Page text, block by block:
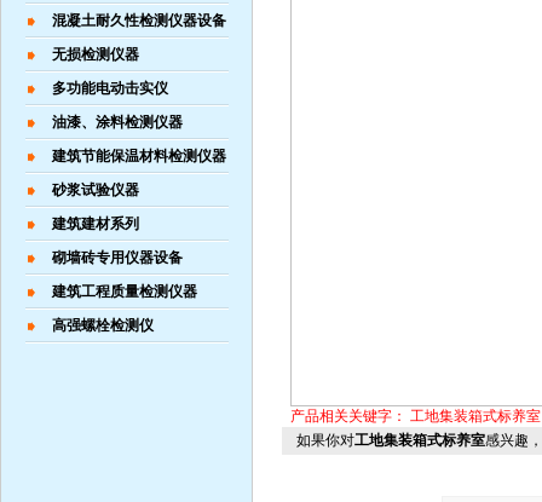
混凝土耐久性检测仪器设备
无损检测仪器
多功能电动击实仪
油漆、涂料检测仪器
建筑节能保温材料检测仪器
砂浆试验仪器
建筑建材系列
砌墙砖专用仪器设备
建筑工程质量检测仪器
高强螺栓检测仪
产品相关关键字： 工地集装箱式标养室
如果你对工地集装箱式标养室感兴趣